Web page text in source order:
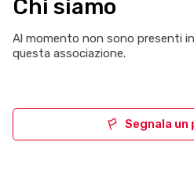
Chi siamo
Al momento non sono presenti
questa associazione.
Segnala un